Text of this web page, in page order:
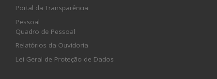
Portal da Transparência
Pessoal
Quadro de Pessoal
Relatórios da Ouvidoria
Lei Geral de Proteção de Dados